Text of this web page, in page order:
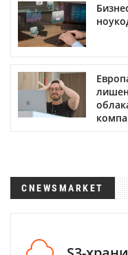
CNEWSMARKET